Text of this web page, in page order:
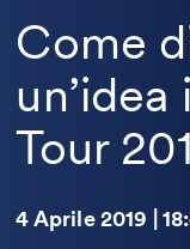
Come
Tour
4 Aprile 2019 |